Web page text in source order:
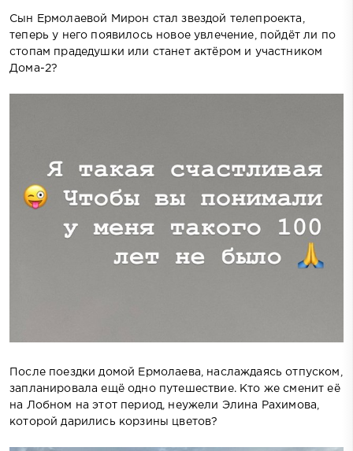
Сын Ермолаевой Мирон стал звездой телепроекта,
теперь у него появилось новое увлечение, пойдёт ли по
стопам прадедушки или станет актёром и участником
Дома-2?
После поездки домой Ермолаева, наслаждаясь отпуском,
запланировала ещё одно путешествие. Кто же сменит её
на Лобном на этот период, неужели Элина Рахимова,
которой дарились корзины цветов?